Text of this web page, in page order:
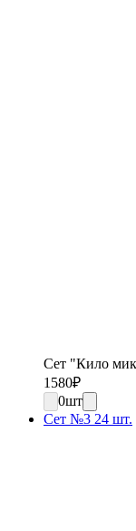
Сет "Кило
1580₽
0шт
Сет №3 24 шт.